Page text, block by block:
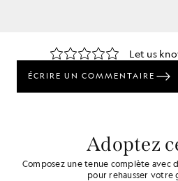
Adoptez
Composez une tenue complète avec
pour rehausser votre